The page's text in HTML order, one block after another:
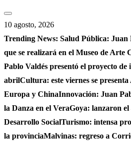
Saltar
al
contenido
10 agosto, 2026
Trending News: Salud Pública: Juan
que se realizará en el Museo de
Pablo Valdés presentó el proyecto
abrilCultura: este viernes se
Europa y ChinaInnovación: Juan
la Danza en el VeraGoya: lanzaron el
Desarrollo SocialTurismo: intensa
la provinciaMalvinas: regreso a